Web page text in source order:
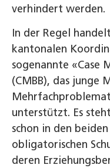
verhindert werden.
In der Regel
kantonalen
sogenannte «Case
(CMBB), das junge
unterstützt. Es
schon in den
obligatorischen
deren